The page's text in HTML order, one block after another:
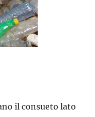
il consueto lato